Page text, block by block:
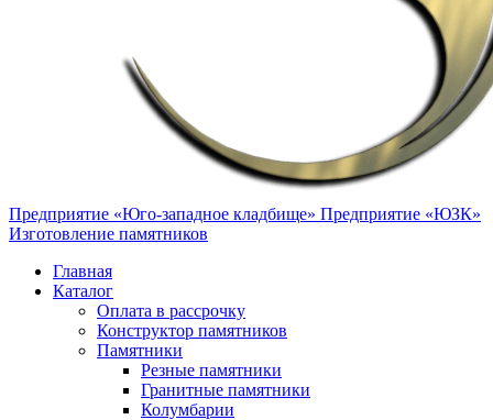
Предприятие «Юго-западное кладбище» Предприятие «ЮЗК»
Изготовление памятников
Главная
Каталог
Оплата в рассрочку
Конструктор памятников
Памятники
Резные памятники
Гранитные памятники
Колумбарии